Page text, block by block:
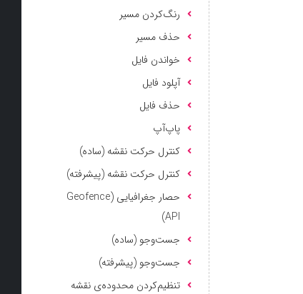
رنگ‌کردن مسیر
حذف مسیر
خواندن فایل
آپلود فایل
حذف فایل
پاپ‌آپ
کنترل حرکت نقشه (ساده)
کنترل حرکت نقشه (پیشرفته)
حصار جغرافیایی (Geofence
API)
جست‌وجو (ساده)
جست‌وجو (پیشرفته)
تنظیم‌کردن محدوده‌ی نقشه